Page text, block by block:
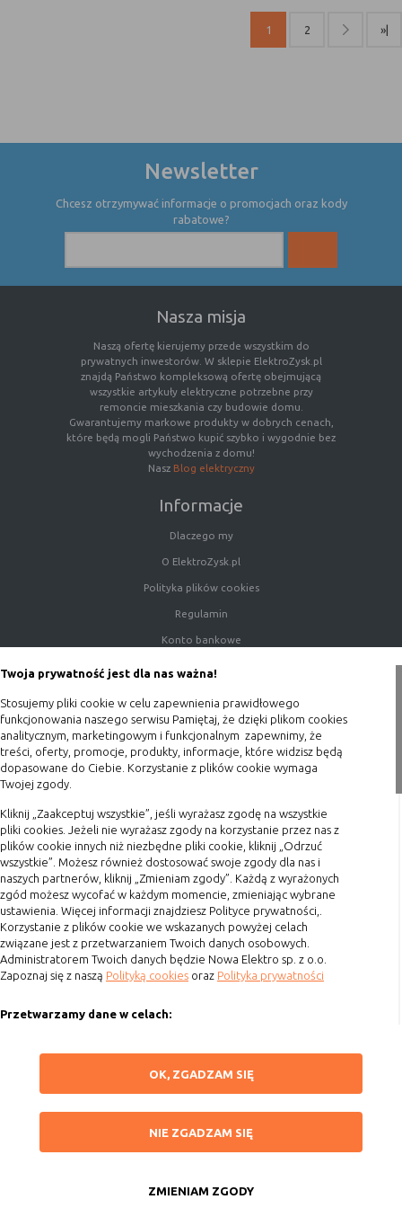
Twoja prywatność jest dla nas ważna!
Stosujemy pliki cookie w celu zapewnienia prawidłowego
funkcjonowania naszego serwisu Pamiętaj, że dzięki plikom cookies
analitycznym, marketingowym i funkcjonalnym zapewnimy, że
treści, oferty, promocje, produkty, informacje, które widzisz będą
dopasowane do Ciebie. Korzystanie z plików cookie wymaga
Twojej zgody.
Kliknij „Zaakceptuj wszystkie”, jeśli wyrażasz zgodę na wszystkie
pliki cookies. Jeżeli nie wyrażasz zgody na korzystanie przez nas z
plików cookie innych niż niezbędne pliki cookie, kliknij „Odrzuć
wszystkie”. Możesz również dostosować swoje zgody dla nas i
naszych partnerów, kliknij „Zmieniam zgody”. Każdą z wyrażonych
zgód możesz wycofać w każdym momencie, zmieniając wybrane
ustawienia. Więcej informacji znajdziesz Polityce prywatności,.
Korzystanie z plików cookie we wskazanych powyżej celach
związane jest z przetwarzaniem Twoich danych osobowych.
Administratorem Twoich danych będzie Nowa Elektro sp. z o.o.
Zapoznaj się z naszą Polityką cookies oraz Polityka prywatności
Przetwarzamy dane w celach:
treści i reklam oraz ich pomiaru, tworzenia statystyk, poprawy
marketingowe lub prezentować je w serwisie.
OK, ZGADZAM SIĘ
NIE ZGADZAM SIĘ
ZMIENIAM ZGODY
NIE ZGADZAM SIĘ
1 2 »|
Newsletter
Chcesz otrzymywać informacje o promocjach oraz kody
rabatowe?
Nasza misja
Naszą ofertę kierujemy przede wszystkim do
prywatnych inwestorów. W sklepie ElektroZysk.pl
znajdą Państwo kompleksową ofertę obejmującą
wszystkie artykuły elektryczne potrzebne przy
remoncie mieszkania czy budowie domu.
Gwarantujemy markowe produkty w dobrych cenach,
które będą mogli Państwo kupić szybko i wygodnie bez
wychodzenia z domu!
Nasz Blog elektryczny
Informacje
Dlaczego my
O ElektroZysk.pl
Polityka plików cookies
Regulamin
Konto bankowe
Blog
Zakupy
Terminy realizacji
Koszty przesyłki
Dostawa
Reklamacje
Zwrot towaru
Kontakt
Szybki kontakt
Godziny otwarcia: Pon.-Pt. 8-16
sklep@elektrozysk.pl
Dołącz do nas
Copyright 2015 by Elektrozysk.pl. Wszelkie prawa zastrzeżone.